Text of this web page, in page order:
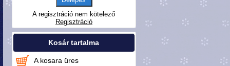
A regisztráció nem kötelező
Regisztráció
Kosár tartalma
A kosara üres